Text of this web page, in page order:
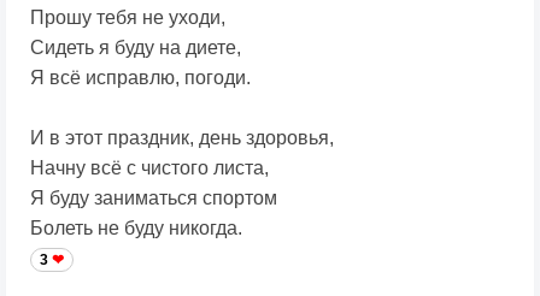
Прошу тебя не уходи,
Сидеть я буду на диете,
Я всё исправлю, погоди.
И в этот праздник, день здоровья,
Начну всё с чистого листа,
Я буду заниматься спортом
Болеть не буду никогда.
3